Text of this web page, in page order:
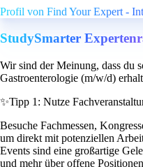
Profil von Find Your Expert -
StudySmarter
Wir sind der Meinung, dass du
Gastroenterologie (m/w/d)
✨Tipp 1: Nutze
Besuche Fachmessen,
um direkt mit potenziellen
Events sind eine großartige
und mehr über offene